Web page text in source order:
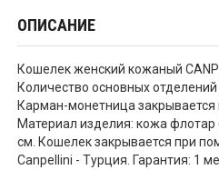
ОПИСАНИЕ
Кошелек женский кожаный
Количество основных
Карман-монетница
Материал изделия: кожа
см. Кошелек закрывается при
Canpellini - Турция. Гарантия: 1